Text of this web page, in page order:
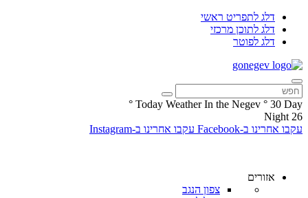
דלג לתפריט ראשי
דלג לתוכן מרכזי
דלג לפוטר
Today Weather In the Negev ° 30 Day
°
26
Night
עקבו אחרינו ב-Facebook
עקבו אחרינו ב-Instagram
אזורים
צפון הנגב